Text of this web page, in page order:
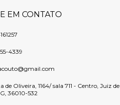
EM CONTATO
4339
de Oliveira, 1164/ sala 711 - Centro, Juiz de
36010-532